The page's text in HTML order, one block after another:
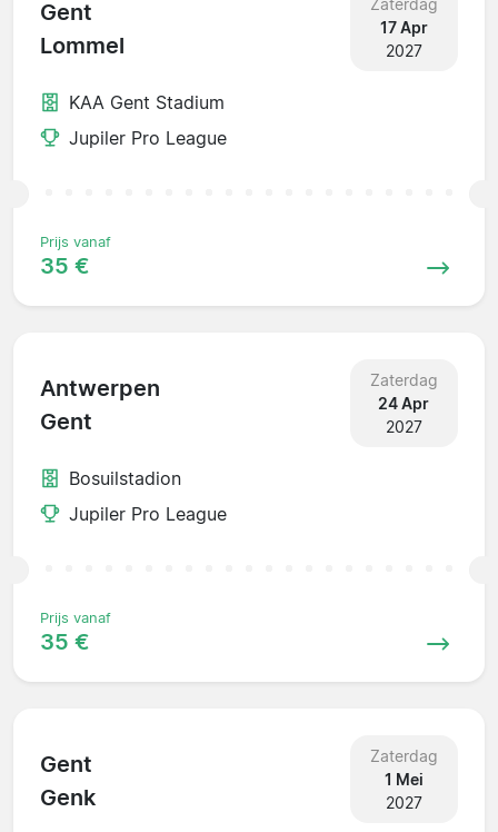
Gent
Lommel
17 Apr
2027
KAA Gent Stadium
Jupiler Pro League
Prijs vanaf
35 €
Antwerpen
Gent
Zaterdag
24 Apr
2027
Bosuilstadion
Jupiler Pro League
Prijs vanaf
35 €
Gent
Genk
Zaterdag
1 Mei
2027